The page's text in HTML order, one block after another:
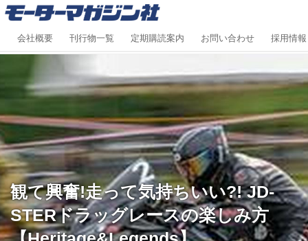
会社概要 刊行物一覧 定期購読案内 お問い合わせ 採用情報
観て興奮!走って気持ちいい?! JD-
STERドラッグレースの楽しみ方